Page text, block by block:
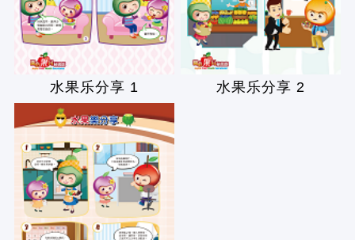
水果乐分享 1 水果乐分享 2